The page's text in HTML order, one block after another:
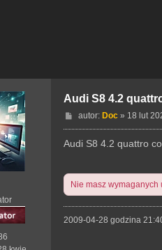
Audi S8 4.2
P
o
s
autor: Doc» 18 lut
Audi S8 4.2 quattro
Nie masz wymaganych
2009-04-28 godzina